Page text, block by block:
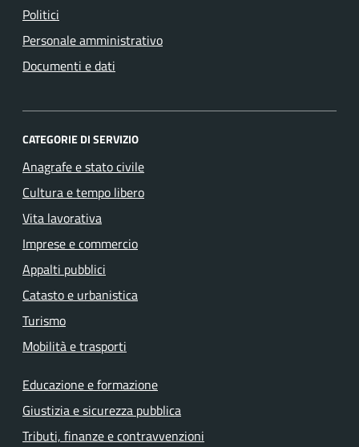
Politici
Personale amministrativo
Documenti e dati
CATEGORIE DI SERVIZIO
Anagrafe e stato civile
Cultura e tempo libero
Vita lavorativa
Imprese e commercio
Appalti pubblici
Catasto e urbanistica
Turismo
Mobilità e trasporti
Educazione e formazione
Giustizia e sicurezza pubblica
Tributi, finanze e contravvenzioni